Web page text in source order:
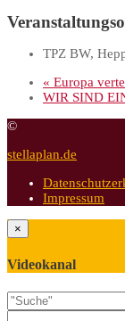
TPZ BW,
« Europa
WIR SIND
©
stellaplan.de
Impressum
×
Videokanal